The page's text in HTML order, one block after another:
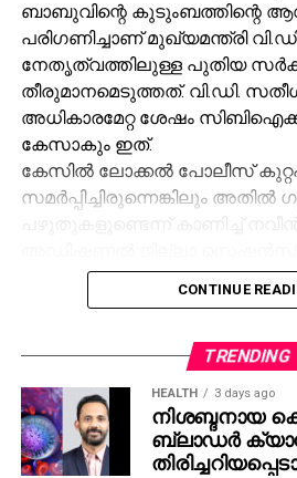
ബാബുവിന്റെ കുടുംബത്തിന്റെ
പരിഗണിച്ചാണ് മുഖ്യമന്ത്രി
നേതൃത്വത്തിലുള്ള പുതിയ സര്
തീരുമാനമെടുത്തത്. വി.ഡി.
അധികാരമേറ്റ ശേഷം
കേസാകും ഇത്.
കേസില്ലോക്കല്പോലീസ്
സമര്പ്പിച്ചിരുന്നെങ്കിലും അതില്
സമീപിച്ചിരുന്നു. തുടര്ന്ന്
തുടരന്വേഷണം ആവശ്യപ്പെട്ട്
സംഘം മനഃപൂര്വ്വം വിട്ടുകളഞ്ഞ
ഡിജിറ്റല്തെളിവുകള് ഉള്
ആവശ്യപ്പെട്ടിരുന്നു.
അന്വേഷണ
രത്‌നകുമാറിന് രാഷ്ട്രീയ
CONTINUE
TRENDING
HEALTH 3 days ago
നിശബ്ദനായ
ബ്ലാഡർ